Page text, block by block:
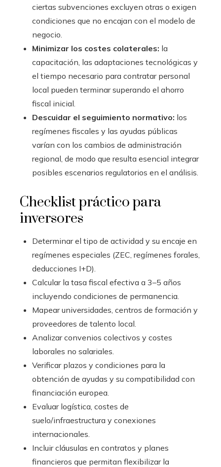
ciertas subvenciones excluyen otras o exigen
condiciones que no encajan con el modelo de
negocio.
Minimizar los costes colaterales: la
capacitación, las adaptaciones tecnológicas y
el tiempo necesario para contratar personal
local pueden terminar superando el ahorro
fiscal inicial.
Descuidar el seguimiento normativo: los
regímenes fiscales y las ayudas públicas
varían con los cambios de administración
regional, de modo que resulta esencial integrar
posibles escenarios regulatorios en el análisis.
Checklist práctico para
inversores
Determinar el tipo de actividad y su encaje en
regímenes especiales (ZEC, regímenes forales,
deducciones I+D).
Calcular la tasa fiscal efectiva a 3–5 años
incluyendo condiciones de permanencia.
Mapear universidades, centros de formación y
proveedores de talento local.
Analizar convenios colectivos y costes
laborales no salariales.
Verificar plazos y condiciones para la
obtención de ayudas y su compatibilidad con
financiación europea.
Evaluar logística, costes de
suelo/infraestructura y conexiones
internacionales.
Incluir cláusulas en contratos y planes
financieros que permitan flexibilizar la